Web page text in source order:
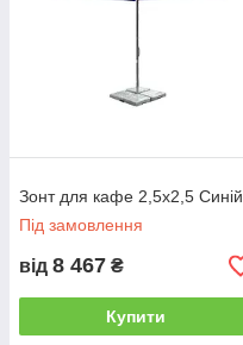
Зонт для кафе 2,5х2,5 Синій
Під замовлення
від 8 467 ₴
Купити